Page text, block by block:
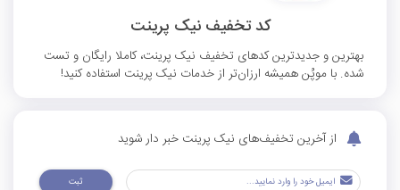
کد تخفیف نیک پرینت
بهترین و جدیدترین کدهای تخفیف نیک پرینت، کاملا رایگان و تست
شده. با موپُن همیشه ارزان‌تر از خدمات نیک پرینت استفاده کنید!
از آخرین تخفیف‌های نیک پرینت خبر دار شوید
ثبت